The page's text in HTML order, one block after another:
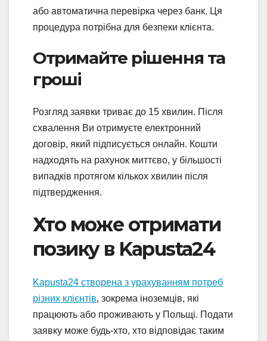
або автоматична перевірка через банк. Ця
процедура потрібна для безпеки клієнта.
Отримайте рішення та
гроші
Розгляд заявки триває до 15 хвилин. Після
схвалення Ви отримуєте електронний
договір, який підписується онлайн. Кошти
надходять на рахунок миттєво, у більшості
випадків протягом кількох хвилин після
підтвердження.
Хто може отримати
позику в Kapusta24
Kapusta24 створена з урахуванням потреб
різних клієнтів, зокрема іноземців, які
працюють або проживають у Польщі. Подати
заявку може будь-хто, хто відповідає таким